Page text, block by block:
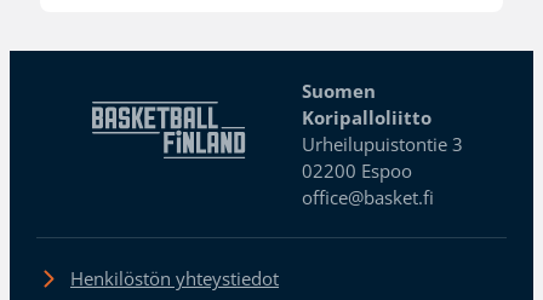
Suomen
Koripalloliitto
Urheilupuistontie 3
02200 Espoo
office@basket.fi
Henkilöstön yhteystiedot